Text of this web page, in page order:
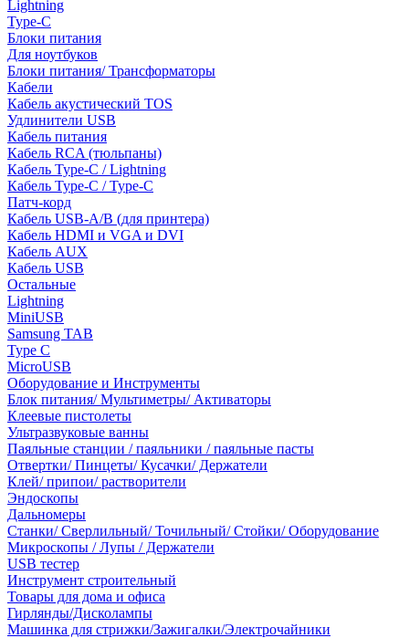
Lightning
Type-C
Блоки питания
Для ноутбуков
Блоки питания/ Трансформаторы
Кабели
Кабель акустический TOS
Удлинители USB
Кабель питания
Кабель RCA (тюльпаны)
Кабель Type-C / Lightning
Кабель Type-C / Type-C
Патч-корд
Кабель USB-A/B (для принтера)
Кабель HDMI и VGA и DVI
Кабель AUX
Кабель USB
Остальные
Lightning
MiniUSB
Samsung TAB
Type C
MicroUSB
Оборудование и Инструменты
Блок питания/ Мультиметры/ Активаторы
Клеевые пистолеты
Ультразвуковые ванны
Паяльные станции / паяльники / паяльные пасты
Отвертки/ Пинцеты/ Кусачки/ Держатели
Клей/ припои/ растворители
Эндоскопы
Дальномеры
Станки/ Сверлильный/ Точильный/ Стойки/ Оборудование
Микроскопы / Лупы / Держатели
USB тестер
Инструмент строительный
Товары для дома и офиса
Гирлянды/Дисколампы
Машинка для стрижки/Зажигалки/Электрочайники